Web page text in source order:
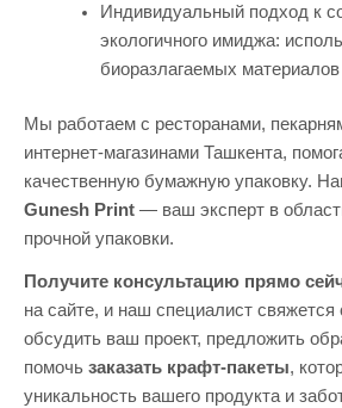
Индивидуальный подход к
экологичного имиджа:
биоразлагаемых
Мы работаем с ресторанами,
интернет-магазинами Ташкента,
качественную бумажную упаковку.
Gunesh Print — ваш эксперт в
прочной упаковки.
Получите консультацию прямо
на сайте, и наш специалист
обсудить ваш проект, предложить
помочь заказать крафт-пакеты,
уникальность вашего продукта и